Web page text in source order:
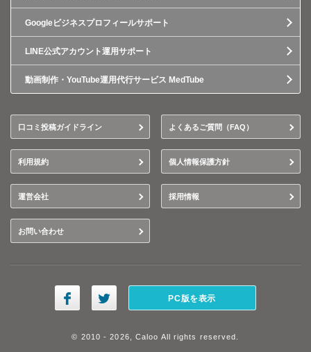
Googleビジネスプロフィールサポート
LINE公式アカウント運用サポート
動画制作・YouTube運用代行サービス MedTube
口コミ投稿ガイドライン よくあるご質問（FAQ）
利用規約 個人情報保護方針
運営会社 採用情報
お問い合わせ
PC版を表示
© 2010 - 2026, Caloo All rights reserved.